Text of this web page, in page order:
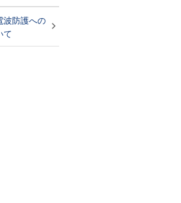
波防護への
て